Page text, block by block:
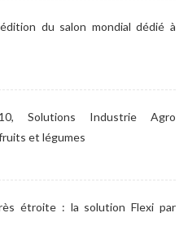
du salon mondial dédié à
Solutions Industrie Agro
et légumes
étroite : la solution Flexi par